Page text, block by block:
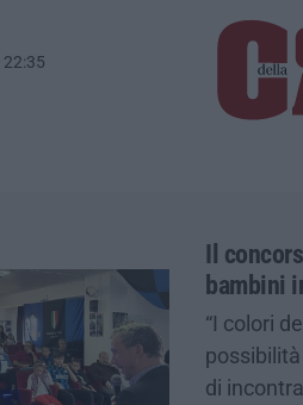
Il
bambini
“I colori
di